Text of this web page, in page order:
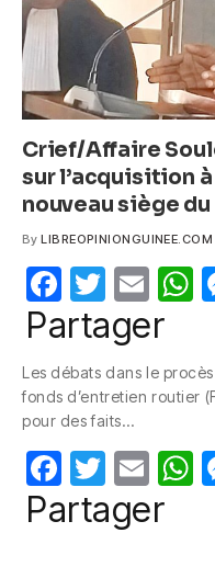
Crief/Affaire
sur l’acquisition
nouveau siège du
By LIBREOPINIONGUINEE.COM
F
a
e
b
o
o
k
T
w
itt
er
E
m
s
p
p
Partager
Les débats dans le
fonds d’entretien routier
pour des faits…
F
a
T
w
itt
E
m
Partager